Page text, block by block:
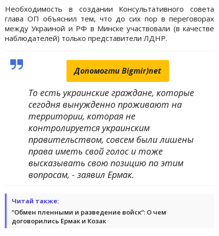
Необходимость в создании Консультативного совета
глава ОП объяснил тем, что до сих пор в переговорах
между Украиной и РФ в Минске участвовали (в качестве
наблюдателей) только представители ЛДНР.
Допомогти Bigmir)net
То есть украинские граждане, которые
сегодня вынужденно проживают на
территории, которая не
контролируется украинским
правительством, совсем были лишены
права иметь свой голос и тоже
высказывать свою позицию по этим
вопросам, - заявил Ермак.
Читай также:
“Обмен пленными и разведение войск“: О чем
договорились Ермак и Козак